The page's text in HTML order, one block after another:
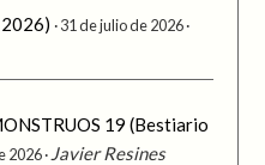
2026) 31 de julio de 2026
19 (Bestiario
2026 Javier Resines